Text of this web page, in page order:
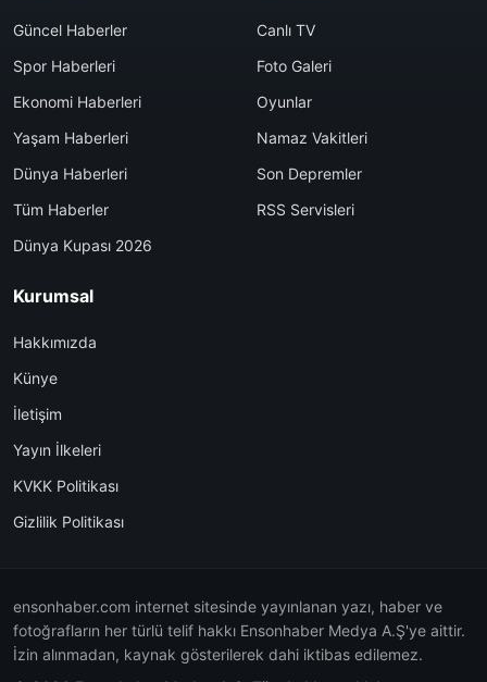
Güncel Haberler
Spor Haberleri
Ekonomi Haberleri
Yaşam Haberleri
Dünya Haberleri
Tüm Haberler
Dünya Kupası 2026
Canlı TV
Foto Galeri
Oyunlar
Namaz Vakitleri
Son Depremler
RSS Servisleri
Kurumsal
Hakkımızda
Künye
İletişim
Yayın İlkeleri
KVKK Politikası
Gizlilik Politikası
ensonhaber.com internet sitesinde yayınlanan yazı, haber ve
fotoğrafların her türlü telif hakkı Ensonhaber Medya A.Ş'ye aittir.
İzin alınmadan, kaynak gösterilerek dahi iktibas edilemez.